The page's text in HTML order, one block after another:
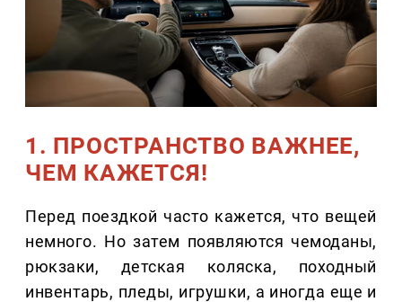
1. ПРОСТРАНСТВО ВАЖНЕЕ,
ЧЕМ КАЖЕТСЯ!
Перед поездкой часто кажется, что вещей
немного. Но затем появляются чемоданы,
рюкзаки, детская коляска, походный
инвентарь, пледы, игрушки, а иногда еще и